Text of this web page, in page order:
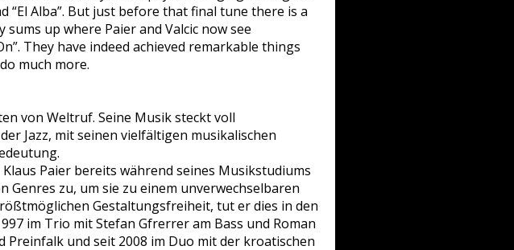
Alba”. But just before that final tune there is a
up where Paier and Valcic now see
They have indeed achieved remarkable things
much more.
von Weltruf. Seine Musik steckt voll
Jazz, mit seinen vielfältigen musikalischen
Paier bereits während seines Musikstudiums
zu, um sie zu einem unverwechselbaren
Gestaltungsfreiheit, tut er dies in den
im Trio mit Stefan Gfrerrer am Bass und Roman
Preinfalk und seit 2008 im Duo mit der kroatischen